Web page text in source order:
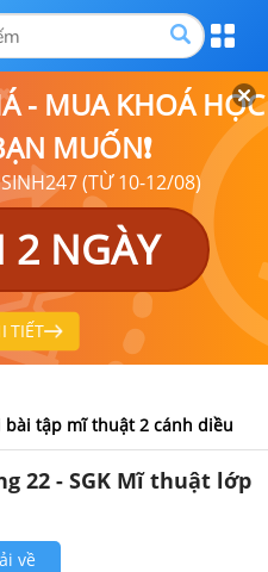
- MUA KHOÁ HỌC
MUỐN❗
(TỪ 10-12/08)
2 NGÀY
TIẾT
tập mĩ thuật 2 cánh diều
22 - SGK Mĩ thuật lớp
về